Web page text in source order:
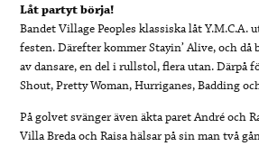
Låt partyt börja!
Bandet Village Peoples klassiska låt
festen. Därefter kommer Stayin’ Alive, och då
av dansare, en del i rullstol, flera utan. Därpå
Shout, Pretty Woman, Hurriganes, Badding
På golvet svänger även äkta paret André och
Villa Breda och Raisa hälsar på sin man två